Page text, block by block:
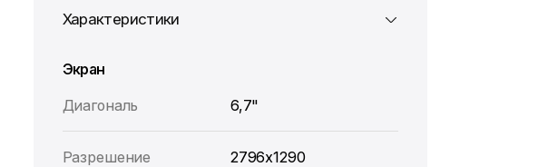
Характеристики
Экран
Диагональ
6,7"
Разрешение 2796x1290